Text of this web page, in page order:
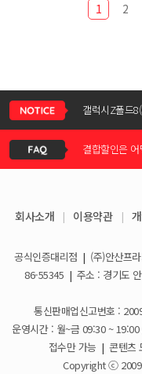
1 2
아이폰17e 사
갤럭시S26 사
신청서 조회
결합할인은
휴대폰 일시
요금제 변경
더블할인카드
휴대폰 구매
회사소개 | 이용약관 |
공식인증대리점 | (주)안산프
86-55345 | 주소 : 경기도
통신판매업신고번호 :
운영시간 : 월~금 09:30 ~
접수만 가능 | 콘텐츠
Copyright ⓒ